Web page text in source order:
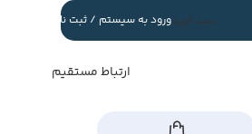
سبد خریدورود به سیستم / ثبت نام
ارتباط مستقیم